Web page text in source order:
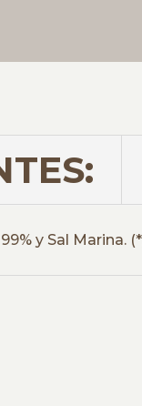
y Sal